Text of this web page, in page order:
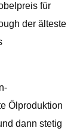
für
der älteste
Ölproduktion
dann stetig